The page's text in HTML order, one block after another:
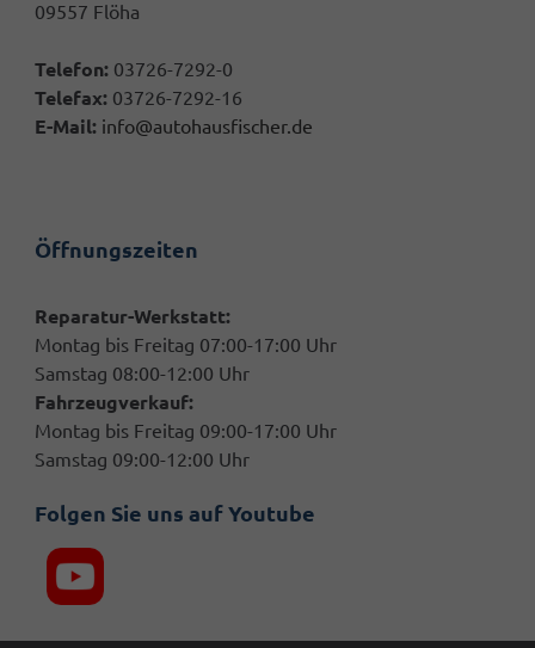
09557 Flöha
Telefon: 03726-7292-0
Telefax: 03726-7292-16
E-Mail: info@autohausfischer.de
Öffnungszeiten
Reparatur-Werkstatt:
Montag bis Freitag 07:00-17:00 Uhr
Samstag 08:00-12:00 Uhr
Fahrzeugverkauf:
Montag bis Freitag 09:00-17:00 Uhr
Samstag 09:00-12:00 Uhr
Folgen Sie uns auf Youtube